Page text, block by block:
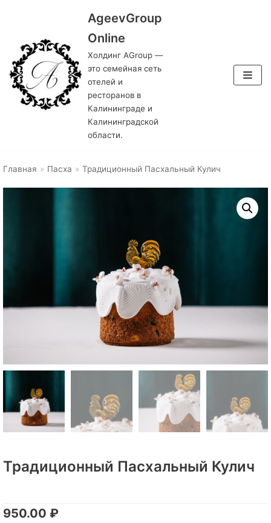
содержимому
AgeevGroup
Online
Холдинг AGroup —
это семейная сеть
отелей и
ресторанов в
Калининграде и
Калининградской
области.
Главная » Пасха » Традиционный Пасхальный Кулич
Традиционный Пасхальный Кулич
950.00 ₽